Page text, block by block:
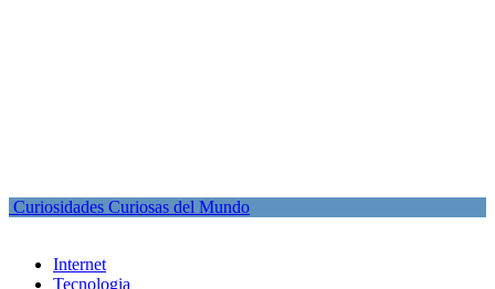
Curiosidades Curiosas del Mundo
Internet
Tecnologia